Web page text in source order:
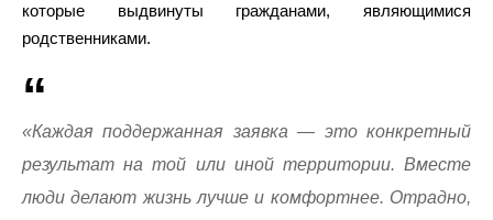
которые выдвинуты гражданами, являющимися
родственниками.
«Каждая поддержанная заявка — это конкретный
результат на той или иной территории. Вместе
люди делают жизнь лучше и комфортнее. Отрадно,